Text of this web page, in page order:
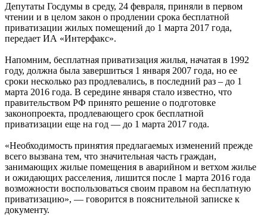
Депутаты Госдумы в среду, 24 февраля, приняли в первом
чтении и в целом закон о продлении срока бесплатной
приватизации жилых помещений до 1 марта 2017 года,
передает ИА «Интерфакс».
Напомним, бесплатная приватизация жилья, начатая в 1992
году, должна была завершиться 1 января 2007 года, но ее
сроки несколько раз продлевались, в последний раз – до 1
марта 2016 года. В середине января стало известно, что
правительством РФ принято решение о подготовке
законопроекта, продлевающего срок бесплатной
приватизации еще на год — до 1 марта 2017 года.
«Необходимость принятия предлагаемых изменений прежде
всего вызвана тем, что значительная часть граждан,
занимающих жилые помещения в аварийном и ветхом жилье
и ожидающих расселения, лишится после 1 марта 2016 года
возможности воспользоваться своим правом на бесплатную
приватизацию», — говорится в пояснительной записке к
документу.